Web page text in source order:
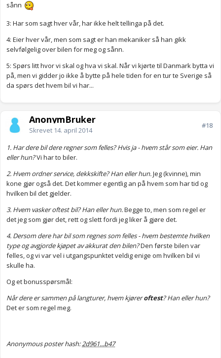
sånn
3: Har som sagt hver vår, har ikke helt tellinga på det.
4: Eier hver vår, men som sagt er han mekaniker så han gikk
selvfølgelig over bilen for meg og sånn.
5: Spørs litt hvor vi skal og hva vi skal. Når vi kjørte til Danmark bytta vi
på, men vi gidder jo ikke å bytte på hele tiden for en tur te Sverige så
da spørs det hvem bil vi har...
AnonymBruker
Skrevet 14. april 2014
#18
1. Har dere bil dere regner som felles? Hvis ja - hvem står som eier. Han
eller hun?Vi har to biler.
2. Hvem ordner service, dekkskifte? Han eller hun.Jeg (kvinne), min
kone gjør også det. Det kommer egentlig an på hvem som har tid og
hvilken bil det gjelder.
3. Hvem vasker oftest bil? Han eller hun.Begge to, men som regel er
det jeg som gjør det, rett og slett fordi jeg liker å gjøre det.
4. Dersom dere har bil som regnes som felles - hvem bestemte hvilken
type og avgjorde kjøpet av akkurat den bilen?Den første bilen var
felles, og vi var vel i utgangspunktet veldig enige om hvilken bil vi
skulle ha.
Og et bonusspørsmål:
Når dere er sammen på langturer, hvem kjøreroftest? Han eller hun?
Det er som regel meg.
Anonymous poster hash:2d961...b47